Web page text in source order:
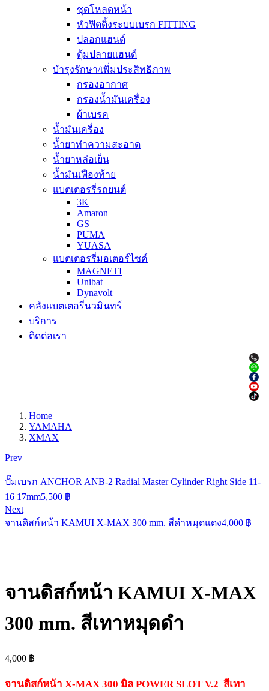
ชุดโหลดหน้า
หัวฟิตติ้งระบบเบรก FITTING
ปลอกแฮนด์
ตุ้มปลายแฮนด์
บำรุงรักษา/เพิ่มประสิทธิภาพ
กรองอากาศ
กรองน้ำมันเครื่อง
ผ้าเบรค
น้ำมันเครื่อง
น้ำยาทำความสะอาด
น้ำยาหล่อเย็น
น้ำมันเฟืองท้าย
แบตเตอรรี่รถยนต์
3K
Amaron
GS
PUMA
YUASA
แบตเตอรรี่มอเตอร์ไซค์
MAGNETI
Unibat
Dynavolt
คลังแบตเตอรี่นวมินทร์
บริการ
ติดต่อเรา
Home
YAMAHA
XMAX
Prev
ปั๊มเบรก ANCHOR ANB-2 Radial Master Cylinder Right Side 11-
16 17mm5,500 ฿
Next
จานดิสก์หน้า KAMUI X-MAX 300 mm. สีดำหมุดแดง4,000 ฿
จานดิสก์หน้า KAMUI X-MAX
300 mm. สีเทาหมุดดำ
4,000 ฿
จานดิสก์หน้า X-MAX 300 มิล POWER SLOT V.2 สีเทา